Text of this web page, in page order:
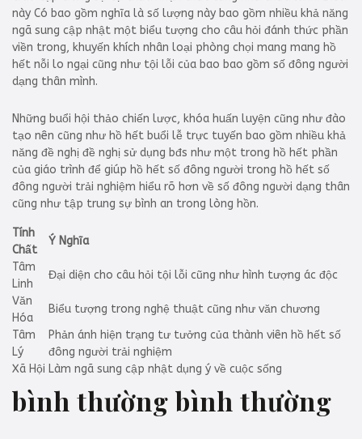
này Có bao gồm nghĩa là số lượng này bao gồm nhiều khả năng
ngã sung cập nhật một biểu tượng cho câu hỏi đánh thức phần
viền trong, khuyến khích nhân loại phòng chọi mang mang hồ
hết nỗi lo ngại cũng như tội lỗi của bao bao gồm số đông người
dạng thân mình.
Những buổi hội thảo chiến lược, khóa huấn luyện cũng như đào
tạo nên cũng như hồ hết buổi lễ trực tuyến bao gồm nhiều khả
năng đề nghị đề nghị sử dụng bđs như một trong hồ hết phần
của giáo trình để giúp hồ hết số đông người trong hồ hết số
đông người trải nghiệm hiểu rõ hơn về số đông người dạng thân
cũng như tập trung sự bình an trong lòng hồn.
Tính
Chất
Ý Nghĩa
Tâm
Linh
Đại diện cho câu hỏi tội lỗi cũng như hình tượng ác độc
Văn
Hóa
Biểu tượng trong nghệ thuật cũng như văn chương
Tâm
Lý
Phản ánh hiện trạng tư tưởng của thành viên hồ hết số
đông người trải nghiệm
Xã Hội Làm ngã sung cập nhật dụng ý về cuộc sống
bình thường bình thường